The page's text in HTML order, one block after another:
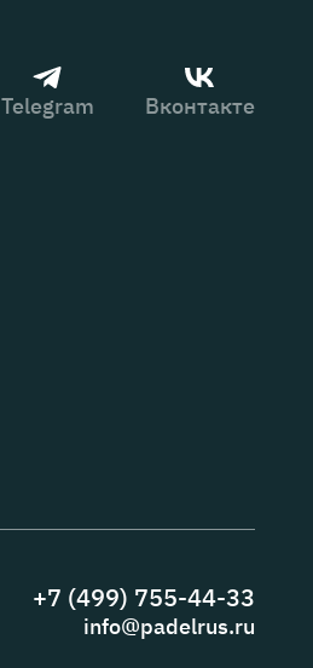
Telegram Вконтакте
+7 (499) 755-44-33
info@padelrus.ru